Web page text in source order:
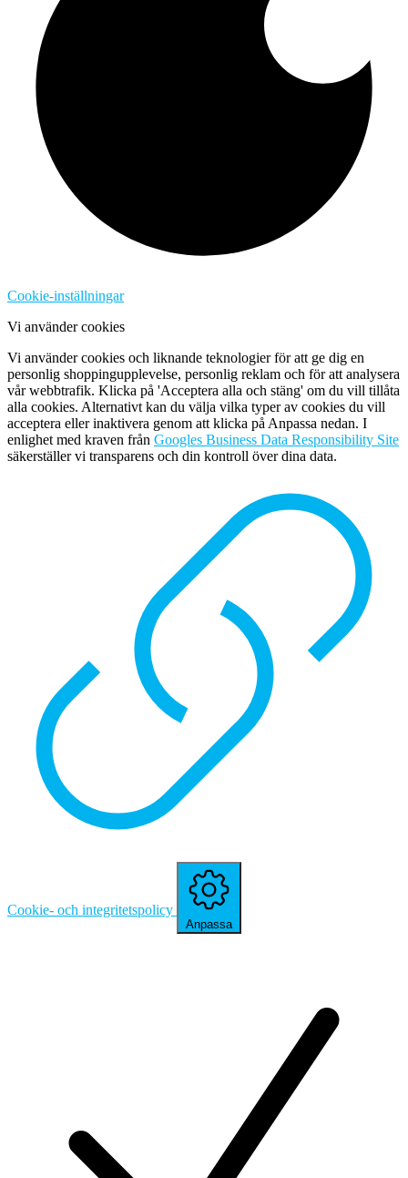
Cookie-inställningar
Vi använder cookies
Vi använder cookies och liknande teknologier för att ge dig en
personlig shoppingupplevelse, personlig reklam och för att analysera
vår webbtrafik. Klicka på 'Acceptera alla och stäng' om du vill tillåta
alla cookies. Alternativt kan du välja vilka typer av cookies du vill
acceptera eller inaktivera genom att klicka på Anpassa nedan. I
enlighet med kraven från Googles Business Data Responsibility Site
säkerställer vi transparens och din kontroll över dina data.
Cookie- och integritetspolicy
Anpassa